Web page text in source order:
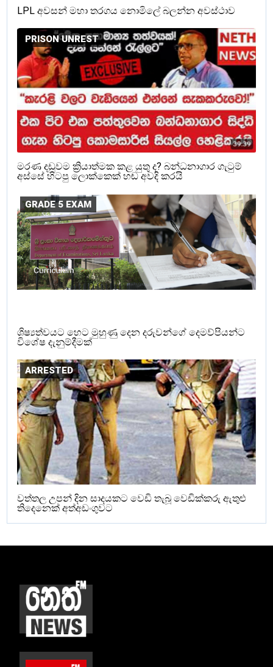
LPL අවසන් මහා තරගය නොමිලේ බලන්න අවස්ථාව
PRISON UNREST
මරණ දඩුවම ක්‍රියාත්මක කළ යුතු ද? බන්ධනාගාර ගැටුම්
අස්සේ හිටපු ලොක්කෙක් හඬ අවදි කරයි
GRADE 5 EXAM
ශිෂ්‍යත්වයට හෙට මුහුණු දෙන දරුවන්ගේ දෙමව්පියන්ට
විශේෂ දැනුම්දීමක්
ARRESTED
වත්තල උපන් දින සාදයකට වෙඩි තැබූ වෙඩික්කරු ඇතුළු
තිදෙනෙක් අත්අඩංගුවට